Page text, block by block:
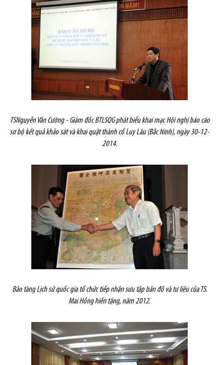
TSNguyễn Văn Cường - Giám đốc BTLSQG phát biểu khai mạc Hội nghị báo cáo
sơ bộ kết quả khảo sát và khai quật thành cổ Luy Lâu (Bắc Ninh), ngày 30-12-
2014.
Bảo tàng Lịch sử quốc gia tổ chức tiếp nhận sưu tập bản đồ và tư liệu của TS.
Mai Hồng hiến tặng, năm 2012.